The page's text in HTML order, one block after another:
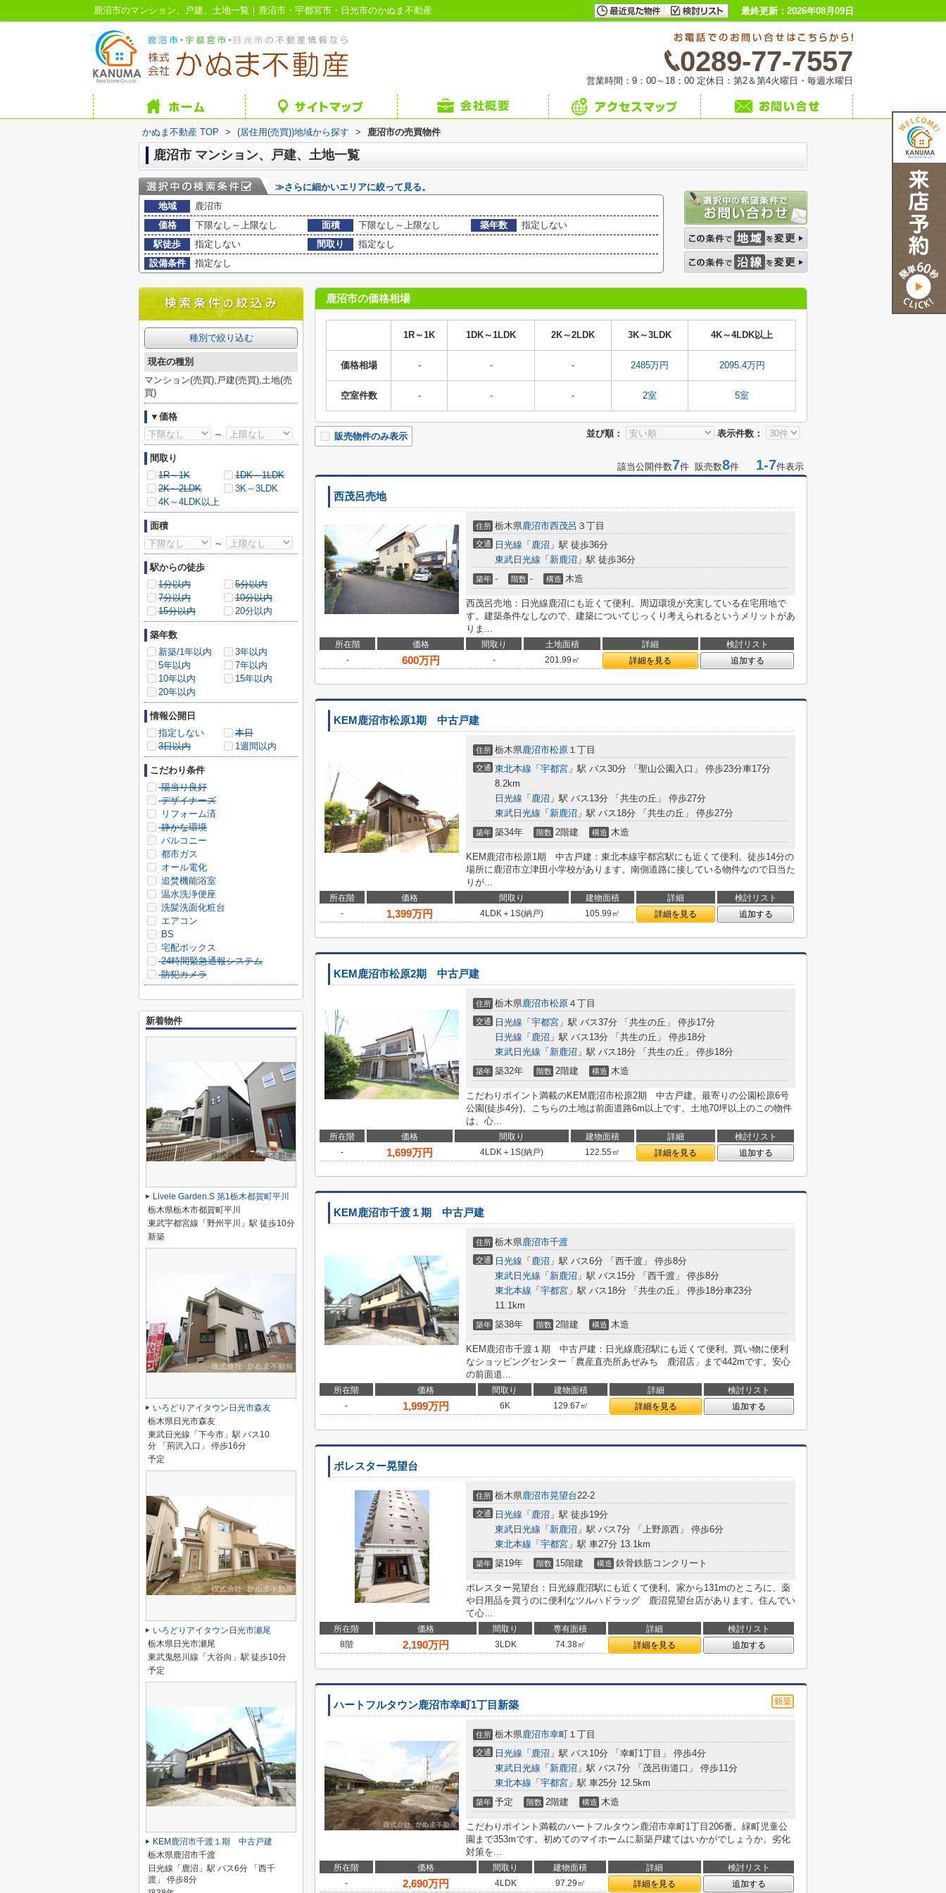
鹿沼市のマンション、戸建、土地一覧｜鹿沼市・宇都宮市・日光市のかぬま不動産 最終更新：2026年08月09日
0289-77-7557
営業時間：9：00～18：00 定休日：第2＆第4火曜日・毎週水曜日
かぬま不動産 TOP > (居住用(売買))地域から探す > 鹿沼市の売買物件
鹿沼市 マンション、戸建、土地一覧
≫さらに細かいエリアに絞って見る。
地域
鹿沼市
価格
下限なし～上限なし 面積 下限なし～上限なし 築年数
指定しない
駅徒歩
指定しない 間取り
指定なし
設備条件
指定なし
鹿沼市の価格相場
1R～1K 1DK～1LDK 2K～2LDK 3K～3LDK 4K～4LDK以上
価格相場 - - - 2485万円 2095.4万円
空室件数 - - - 2室 5室
並び順： 表示件数：
販売物件のみ表示
該当公開件数7件 販売数8件 1-7件表示
西茂呂売地
住所 栃木県鹿沼市西茂呂 ３丁目
交通 日光線 「 鹿沼 」駅 徒歩36分
東武日光線 「 新鹿沼 」駅 徒歩36分
築年 - 階数 - 構造 木造
西茂呂売地：日光線鹿沼にも近くて便利。周辺環境が充実している在宅用地で
す。建築条件なしなので、建築についてじっくり考えられるというメリットがあ
りま...
所在階 価格 間取り 土地面積 詳細
検討リスト
-
600万円 - 201.99㎡ 詳細を見る 追加する
KEM鹿沼市松原1期 中古戸建
住所 栃木県鹿沼市松原 １丁目
交通 東北本線 「 宇都宮 」駅 バス30分 「聖山公園入口」 停歩23分車17分
8.2km
日光線 「 鹿沼 」駅 バス13分 「共生の丘」 停歩27分
東武日光線 「 新鹿沼 」駅 バス18分 「共生の丘」 停歩27分
築年 築34年 階数 2階建 構造 木造
KEM鹿沼市松原1期 中古戸建：東北本線宇都宮駅にも近くて便利。徒歩14分の
場所に鹿沼市立津田小学校があります。南側道路に接している物件なので日当た
りが...
所在階 価格 間取り 建物面積 詳細
検討リスト
-
1,399万円 4LDK＋1S(納戸) 105.99㎡ 詳細を見る 追加する
KEM鹿沼市松原2期 中古戸建
住所 栃木県鹿沼市松原 ４丁目
交通 日光線 「 宇都宮 」駅 バス37分 「共生の丘」 停歩17分
日光線 「 鹿沼 」駅 バス13分 「共生の丘」 停歩18分
東武日光線 「 新鹿沼 」駅 バス18分 「共生の丘」 停歩18分
築年 築32年 階数 2階建 構造 木造
こだわりポイント満載のKEM鹿沼市松原2期 中古戸建。最寄りの公園松原6号
公園(徒歩4分)。こちらの土地は前面道路6m以上です。土地70坪以上のこの物件
は、心...
所在階 価格 間取り 建物面積 詳細
検討リスト
-
1,699万円 4LDK＋1S(納戸) 122.55㎡ 詳細を見る 追加する
KEM鹿沼市千渡１期 中古戸建
住所 栃木県鹿沼市千渡
交通 日光線 「 鹿沼 」駅 バス6分 「西千渡」 停歩8分
東武日光線 「 新鹿沼 」駅 バス15分 「西千渡」 停歩8分
東北本線 「 宇都宮 」駅 バス18分 「共生の丘」 停歩18分車23分
11.1km
築年 築38年 階数 2階建 構造 木造
KEM鹿沼市千渡１期 中古戸建：日光線鹿沼駅にも近くて便利。買い物に便利
なショッピングセンター「農産直売所あぜみち 鹿沼店」まで442mです。安心
の前面道...
所在階 価格 間取り 建物面積 詳細
検討リスト
-
1,999万円 6K 129.67㎡ 詳細を見る 追加する
ポレスター晃望台
住所 栃木県鹿沼市晃望台22-2
交通 日光線 「 鹿沼 」駅 徒歩19分
東武日光線 「 新鹿沼 」駅 バス7分 「上野原西」 停歩6分
東北本線 「 宇都宮 」駅 車27分 13.1km
築年 築19年 階数 15階建 構造 鉄骨鉄筋コンクリート
ポレスター晃望台：日光線鹿沼駅にも近くて便利。家から131mのところに、薬
や日用品を買うのに便利なツルハドラッグ 鹿沼晃望台店があります。住んでい
て心...
所在階 価格 間取り 専有面積 詳細
検討リスト
8階
2,190万円 3LDK 74.38㎡ 詳細を見る 追加する
ハートフルタウン鹿沼市幸町1丁目新築
住所 栃木県鹿沼市幸町 １丁目
交通 日光線 「 鹿沼 」駅 バス10分 「幸町1丁目」 停歩4分
東武日光線 「 新鹿沼 」駅 バス7分 「茂呂街道口」 停歩11分
東北本線 「 宇都宮 」駅 車25分 12.5km
築年 予定 階数 2階建 構造 木造
こだわりポイント満載のハートフルタウン鹿沼市幸町1丁目206番。緑町児童公
園まで353mです。初めてのマイホームに新築戸建てはいかがでしょうか。劣化
対策を...
所在階 価格 間取り 建物面積 詳細
検討リスト
-
2,690万円 4LDK 97.29㎡ 詳細を見る 追加する
種別で絞り込む
現在の種別
マンション(売買),戸建(売買),土地(売
買)
▼価格
～
間取り
1R～1K
1DK～1LDK
2K～2LDK
3K～3LDK
4K～4LDK以上
面積
～
駅からの徒歩
1分以内
5分以内
7分以内
10分以内
15分以内
20分以内
築年数
新築/1年以内
3年以内
5年以内
7年以内
10年以内
15年以内
20年以内
情報公開日
指定しない
本日
3日以内
1週間以内
こだわり条件
陽当り良好
デザイナーズ
リフォーム済
静かな環境
バルコニー
都市ガス
オール電化
追焚機能浴室
温水洗浄便座
洗髪洗面化粧台
エアコン
BS
宅配ボックス
24時間緊急通報システム
防犯カメラ
新着物件
Livele Garden.S 第1栃木都賀町平川
栃木県栃木市都賀町平川
東武宇都宮線「野州平川」駅 徒歩10分
新築
いろどりアイタウン日光市森友
栃木県日光市森友
東武日光線「下今市」駅 バス10
分 「荊沢入口」 停歩16分
予定
いろどりアイタウン日光市瀬尾
栃木県日光市瀬尾
東武鬼怒川線「大谷向」駅 徒歩10分
予定
KEM鹿沼市千渡１期 中古戸建
栃木県鹿沼市千渡
日光線「鹿沼」駅 バス6分 「西千
渡」 停歩8分